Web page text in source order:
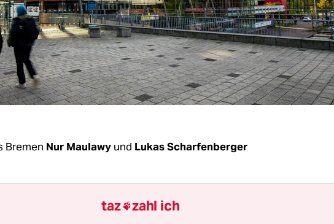
Bremen Nur Maulawy und Lukas Scharfenberger
in den frühen Morgenstunden begann die Besetzung: An
halten Ak­ti­vis­t:in­nen der Umweltgruppe „EndFossil:
taz zahl ich